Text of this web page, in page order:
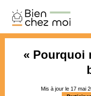
Bien
Chez
Moi
« Pourquoi
Mis à jour le 17 mai